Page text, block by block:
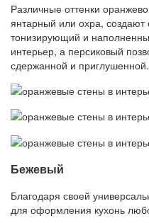
Различные оттенки
янтарный или охра,
тонизирующий и
интерьер, а персиковый
сдержанной и приглушенной.
Бежевый
Благодаря своей
для оформления кухонь